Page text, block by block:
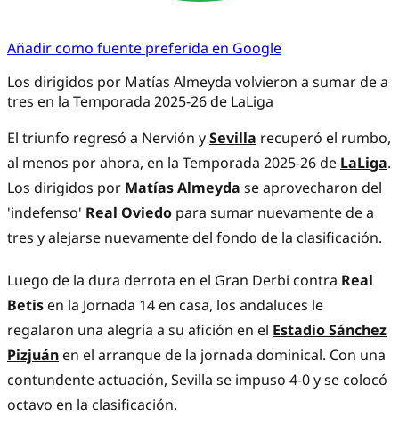
Añadir como fuente preferida en Google
Los dirigidos por Matías Almeyda volvieron a sumar de a
tres en la Temporada 2025-26 de LaLiga
El triunfo regresó a Nervión ySevilla recuperó el rumbo,
al menos por ahora, en la Temporada 2025-26 de LaLiga.
Los dirigidos por Matías Almeyda se aprovecharon del
'indefenso' Real Oviedo para sumar nuevamente de a
tres y alejarse nuevamente del fondo de la clasificación.
Luego de la dura derrota en el Gran Derbi contra Real
Betis en la Jornada 14 en casa, los andaluces le
regalaron una alegría a su afición en el Estadio Sánchez
Pizjuán en el arranque de la jornada dominical. Con una
contundente actuación, Sevilla se impuso 4-0 y se colocó
octavo en la clasificación.